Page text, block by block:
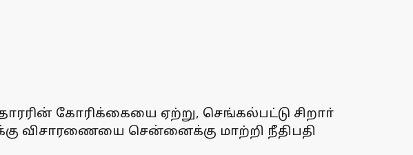
கோரிக்கையை ஏற்று, செங்கல்பட்டு சிறாா்
விசாரணையை சென்னைக்கு மாற்றி நீதிபதி